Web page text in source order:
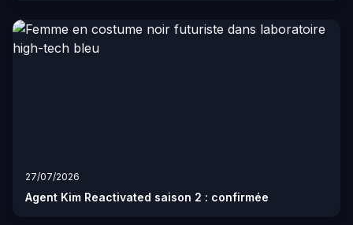
27/07/2026
Agent Kim Reactivated saison 2 : confirmée